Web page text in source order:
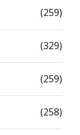
(259)
(329)
(259)
(258)